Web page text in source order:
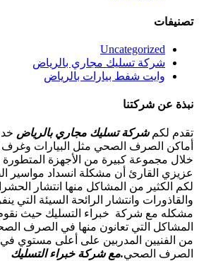
تصنيفات
Uncategorized
شركة تسليك مجاري بالرياض
وايت شفط بيارات بالرياض
نبذة عن شركتنا
تقدم لكمشركة تسليك مجاري بالرياض
أماكن الصرف الصحي مثل البيارات وغرف
خلال مجموعة كبيرة من الأجهزة المتطورة
عزيزي القارئ أن مشكلة انسداد
لكم الكثير من المشاكل منها انتشار
والقاذورات وانتشار الرائحة السيئة التي
مشكله مع شركة خبراء التسليك حيث نقوم
المشاكل التي تعانون منها في الصرف
من الفنيين المدربين على أعلى مستوي في
الصرف الصحي.مع شركة خبراء التسليك